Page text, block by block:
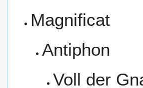
Magnificat
Antiphon
Voll der